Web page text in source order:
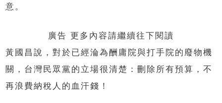
意。
廣告 更多內容請繼續往下閱讀
黃國昌說，對於已經淪為酬庸院與打手院的廢物機
關，台灣民眾黨的立場很清楚：刪除所有預算，不
再浪費納稅人的血汗錢！